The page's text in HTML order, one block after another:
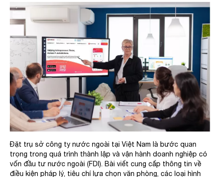
Đặt trụ sở công ty nước ngoài tại Việt Nam là bước quan
trọng trong quá trình thành lập và vận hành doanh nghiệp có
vốn đầu tư nước ngoài (FDI). Bài viết cung cấp thông tin về
điều kiện pháp lý, tiêu chí lựa chọn văn phòng, các loại hình